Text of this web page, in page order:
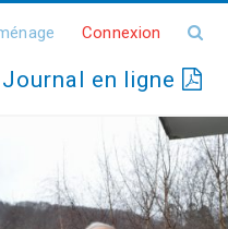
Connexion
Journal en ligne